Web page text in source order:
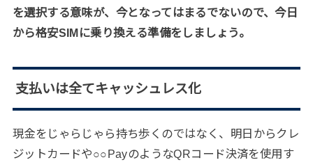
を選択する意味が、今となってはまるでないので、今日
から格安SIMに乗り換える準備をしましょう。
支払いは全てキャッシュレス化
現金をじゃらじゃら持ち歩くのではなく、明日からクレ
ジットカードや○○PayのようなQRコード決済を使用す